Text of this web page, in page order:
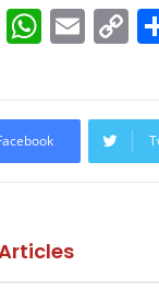
T
w
W
h
a
ts
A
p
E
m
ai
l
C
o
p
y
Li